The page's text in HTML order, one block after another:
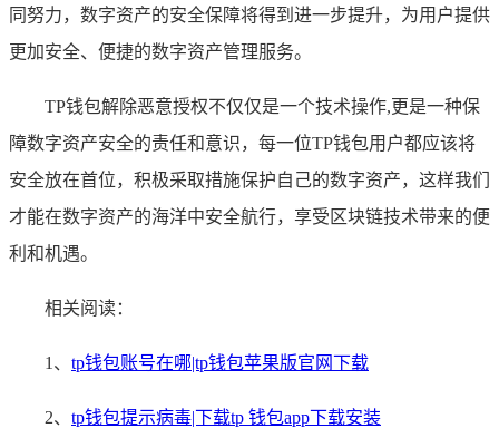
同努力，数字资产的安全保障将得到进一步提升，为用户提供
更加安全、便捷的数字资产管理服务。
TP钱包解除恶意授权不仅仅是一个技术操作,更是一种保
障数字资产安全的责任和意识，每一位TP钱包用户都应该将
安全放在首位，积极采取措施保护自己的数字资产，这样我们
才能在数字资产的海洋中安全航行，享受区块链技术带来的便
利和机遇。
相关阅读：
1、 tp钱包账号在哪|tp钱包苹果版官网下载
2、 tp钱包提示病毒|下载tp 钱包app下载安装